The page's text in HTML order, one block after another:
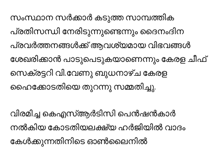
സംസ്ഥാന സർക്കാർ കടുത്ത സാമ്പത്തിക
പ്രതിസന്ധി നേരിടുന്നുണ്ടെന്നും ദൈനംദിന
പ്രവർത്തനങ്ങൾക്ക് ആവശ്യമായ വിഭവങ്ങൾ
ശേഖരിക്കാൻ പാടുപെടുകയാണെന്നും കേരള ചീഫ്
സെക്രട്ടറി വി.വേണു ബുധനാഴ്ച കേരള
ഹൈക്കോടതിയെ തുറന്നു സമ്മതിച്ചു.
വിരമിച്ച കെഎസ്ആർടിസി പെൻഷൻകാർ
നൽകിയ കോടതിയലക്ഷ്യ ഹർജിയിൽ വാദം
കേൾക്കുന്നതിനിടെ ഓൺലൈനിൽ